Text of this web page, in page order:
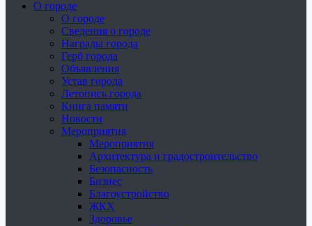
О городе
О городе
Сведения о городе
Награды города
Герб города
Объявления
Устав города
Летопись города
Книга памяти
Новости
Мероприятия
Мероприятия
Архитектура и градостроительство
Безопасность
Бизнес
Благоустройство
ЖКХ
Здоровье